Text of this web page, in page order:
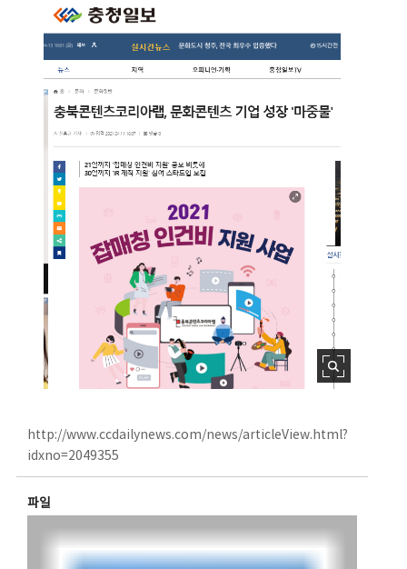
http://www.ccdailynews.com/news/articleView.html?
idxno=2049355
파일